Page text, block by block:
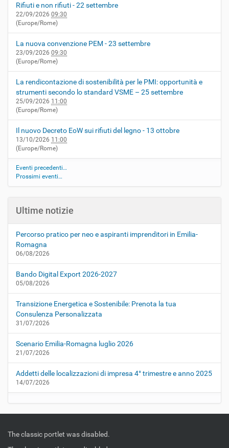
Rifiuti e non rifiuti - 22 settembre
22/09/2026 09:30
(Europe/Rome)
La nuova convenzione PEM - 23 settembre
23/09/2026 09:30
(Europe/Rome)
La rendicontazione di sostenibilità per le PMI: opportunità e
strumenti secondo lo standard VSME – 25 settembre
25/09/2026 11:00
(Europe/Rome)
Il nuovo Decreto EoW sui rifiuti del legno - 13 ottobre
13/10/2026 11:00
(Europe/Rome)
Eventi precedenti…
Prossimi eventi…
Ultime notizie
Percorso pratico per neo e aspiranti imprenditori in Emilia-
Romagna
06/08/2026
Bando Digital Export 2026-2027
05/08/2026
Transizione Energetica e Sostenibile: Prenota la tua
Consulenza Personalizzata
31/07/2026
Scenario Emilia-Romagna luglio 2026
21/07/2026
Addetti delle localizzazioni di impresa 4° trimestre e anno 2025
14/07/2026
The classic portlet was disabled.